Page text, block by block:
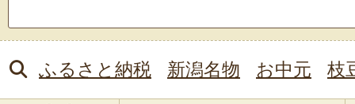
索:
ふるさと納税 新潟名物 お中元 枝